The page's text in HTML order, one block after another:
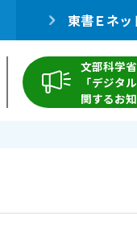
東書Ｅネッ
文部科学
「デジタ
関するお